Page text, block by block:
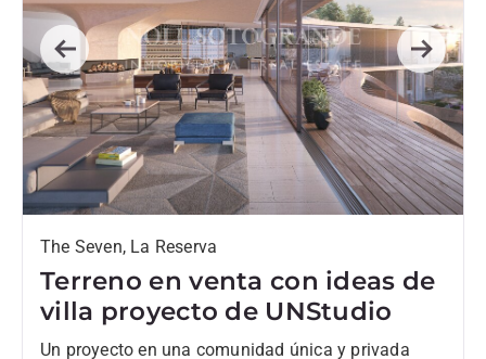
Previous Next
The Seven, La Reserva
Terreno en venta con ideas de
villa proyecto de UNStudio
Un proyecto en una comunidad única y privada